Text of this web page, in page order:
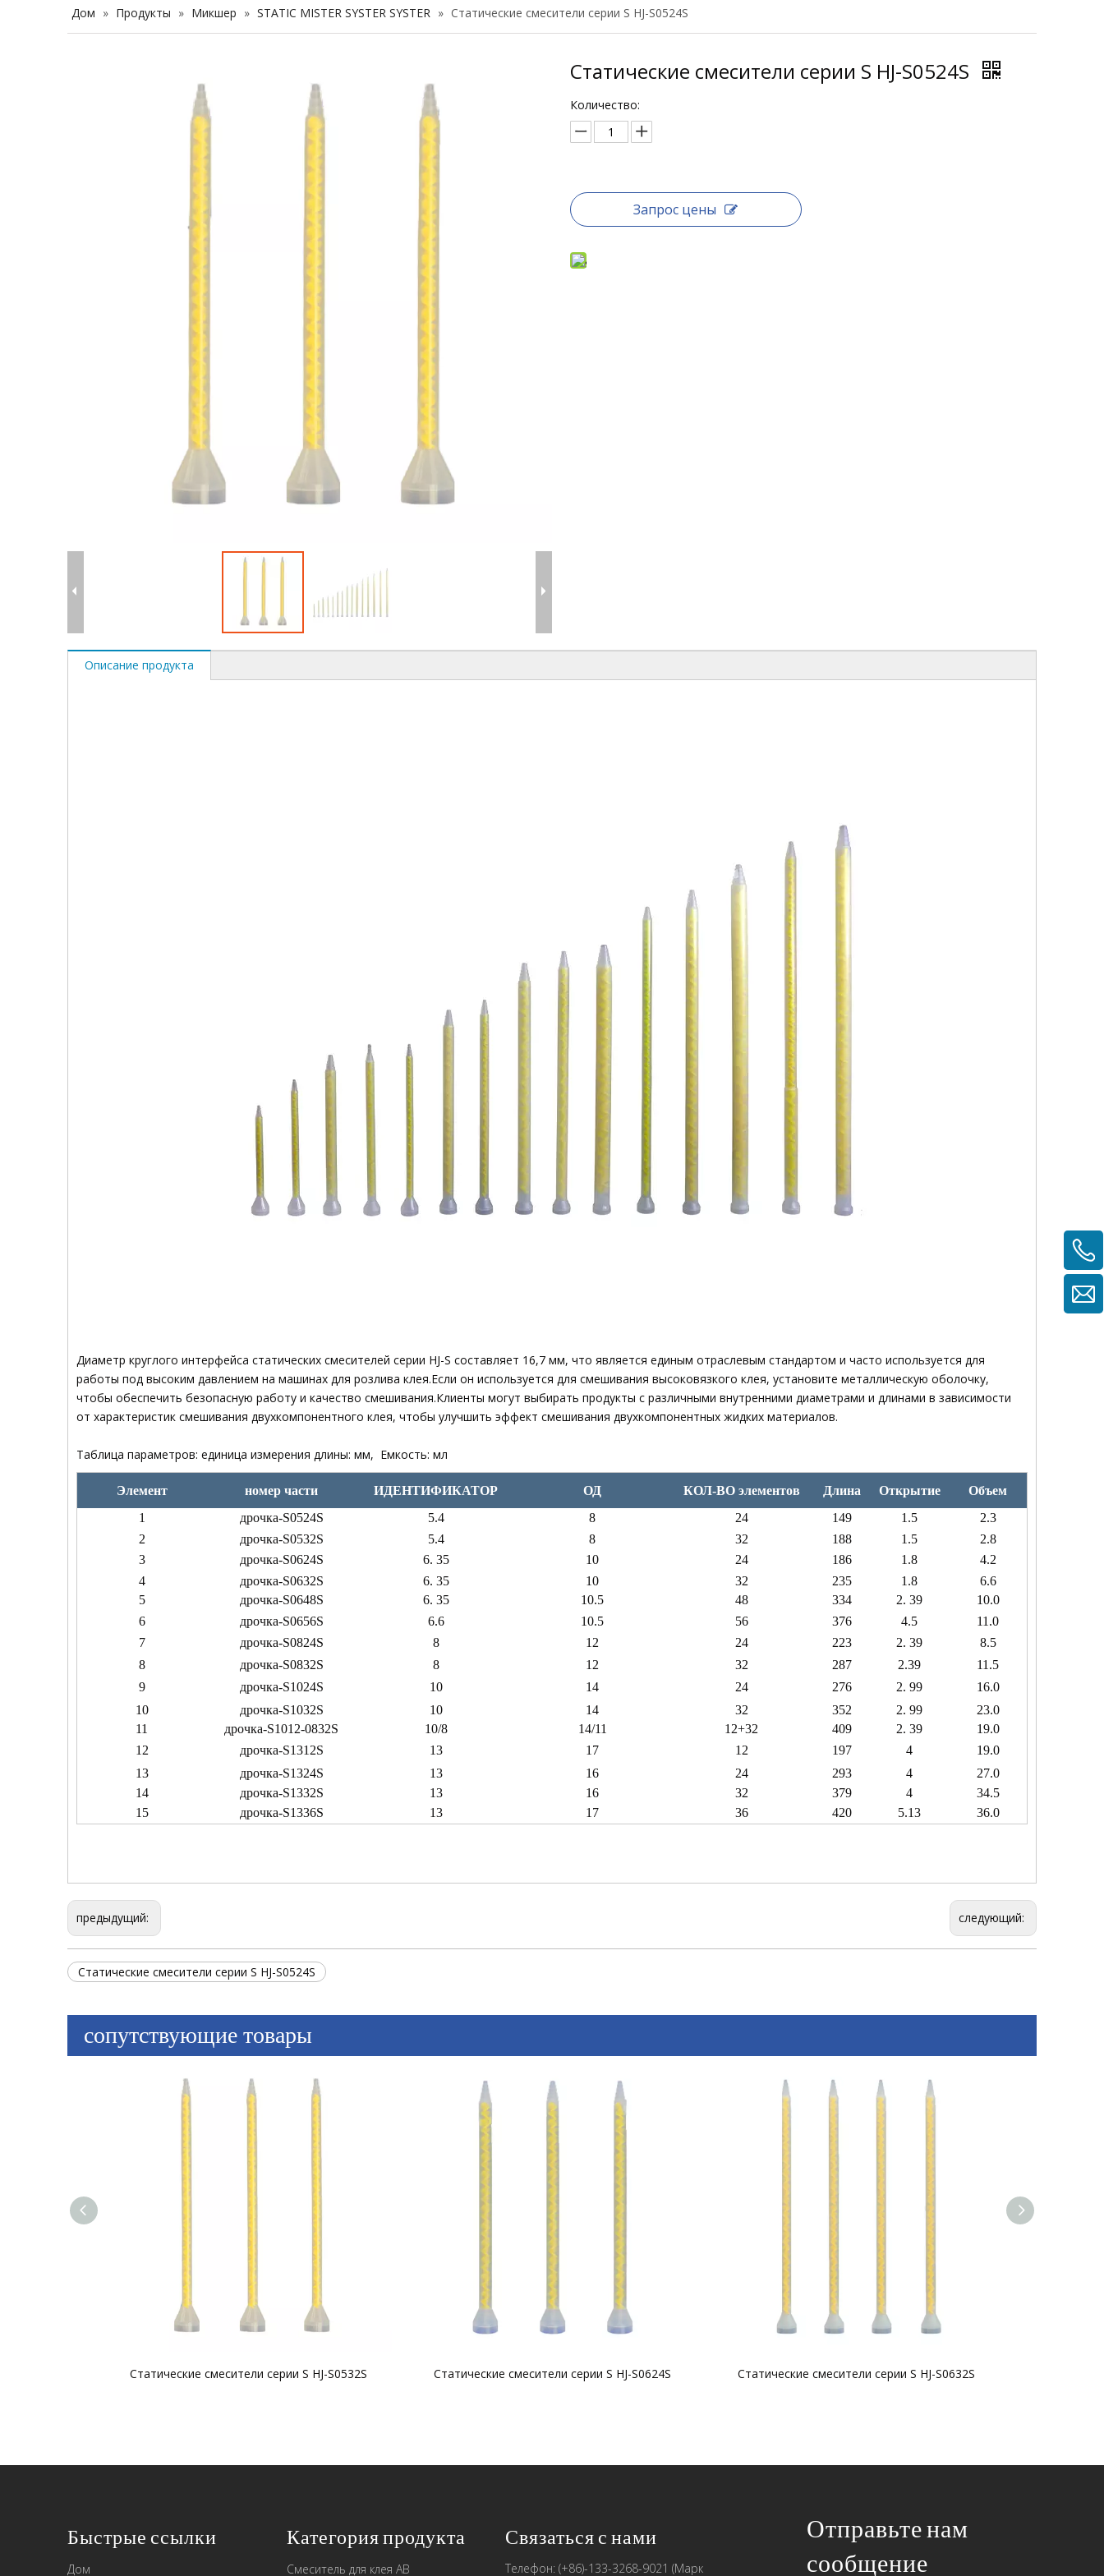
Дом » Продукты » Микшер » STATIC MISTER SYSTER SYSTER » Статические смесители серии S HJ-S0524S
Статические смесители серии S HJ-S0524S
Количество:
Запрос цены
Описание продукта
Диаметр круглого интерфейса статических смесителей серии HJ-S составляет 16,7 мм, что является единым отраслевым стандартом и часто используется для
работы под высоким давлением на машинах для розлива клея.Если он используется для смешивания высоковязкого клея, установите металлическую оболочку,
чтобы обеспечить безопасную работу и качество смешивания.Клиенты могут выбирать продукты с различными внутренними диаметрами и длинами в зависимости
от характеристик смешивания двухкомпонентного клея, чтобы улучшить эффект смешивания двухкомпонентных жидких материалов.
Таблица параметров: единица измерения длины: мм, Емкость: мл
Элемент номер части ИДЕНТИФИКАТОР ОД КОЛ-ВО элементов Длина Открытие
Объем
1
дрочка-S0524S 5.4 8 24 149 1.5
2.3
2
дрочка-S0532S 5.4 8 32 188 1.5
2.8
3
дрочка-S0624S 6. 35 10 24 186 1.8
4.2
4
дрочка-S0632S 6. 35 10 32 235 1.8
6.6
5
дрочка-S0648S 6. 35 10.5 48 334 2. 39
10.0
6
дрочка-S0656S 6.6 10.5 56 376 4.5
11.0
7
дрочка-S0824S 8 12 24 223 2. 39
8.5
8
дрочка-S0832S 8 12 32 287 2.39
11.5
9
дрочка-S1024S 10 14 24 276 2. 99
16.0
10
дрочка-S1032S 10 14 32 352 2. 99
23.0
11
дрочка-S1012-0832S 10/8 14/11 12+32 409 2. 39
19.0
12
дрочка-S1312S 13 17 12 197 4
19.0
13
дрочка-S1324S 13 16 24 293 4
27.0
14
дрочка-S1332S 13 16 32 379 4
34.5
15
дрочка-S1336S 13 17 36 420 5.13 36.0
предыдущий: следующий:
Статические смесители серии S HJ-S0524S
сопутствующие товары
Статические смесители серии S HJ-S0532S Статические смесители серии S HJ-S0624S Статические смесители серии S HJ-S0632S
Быстрые ссылки
Дом
Категория продукта
Смеситель для клея AB
Связаться с нами
Телефон: (+86)-133-3268-9021 (Марк
Отправьте нам
сообщение